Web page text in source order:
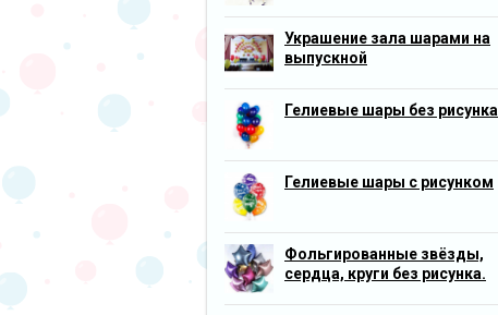
Украшение зала шарами на
выпускной
Гелиевые шары без рисунка
Гелиевые шары с рисунком
Фольгированные звёзды,
сердца, круги без рисунка.